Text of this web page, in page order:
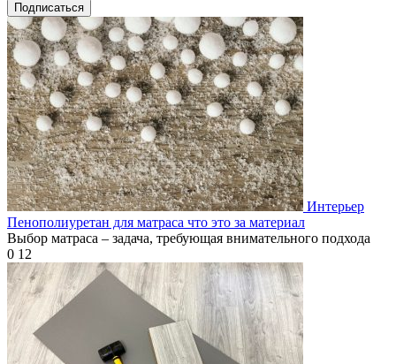
Подписаться
Интерьер
Пенополиуретан для матраса что это за материал
Выбор матраса – задача, требующая внимательного подхода
0 12